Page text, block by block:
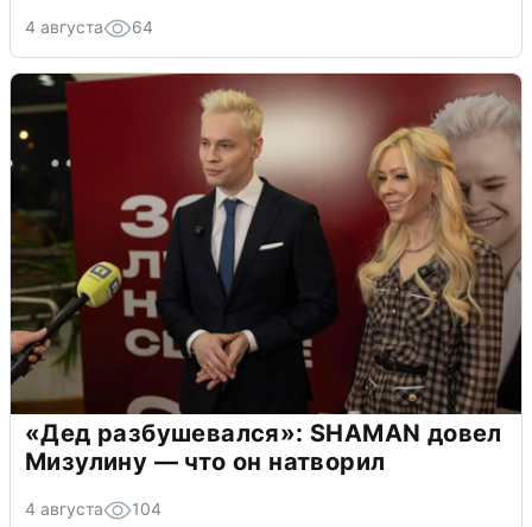
4 августа 64
«Дед разбушевался»: SHAMAN довел
Мизулину — что он натворил
4 августа 104